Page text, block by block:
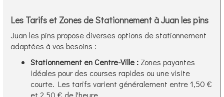
Les Tarifs et Zones de Stationnement à Juan les pins
Juan les pins propose diverses options de stationnement
adaptées à vos besoins :
Stationnement en Centre-Ville : Zones payantes
idéales pour des courses rapides ou une visite
courte. Les tarifs varient généralement entre 1,50 €
et 2,50 € de l'heure.